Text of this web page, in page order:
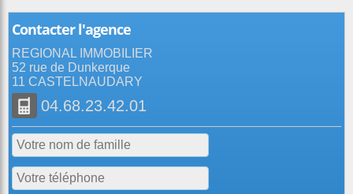
Contacter l'agence
REGIONAL IMMOBILIER
52 rue de Dunkerque
11 CASTELNAUDARY
04.68.23.42.01